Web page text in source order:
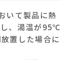
て製品に熱
、湯温が95℃
置した場合に